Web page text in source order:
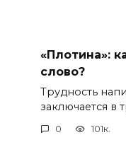
«Плотина»:
слово?
Трудность
заключается в
0 101к.